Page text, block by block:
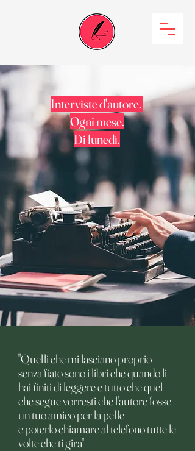
Interviste d'autore.
Ogni mese.
Di lunedì.
"Quelli che mi lasciano proprio
senza fiato sono i libri che quando li
hai finiti di leggere e tutto che quel
che segue vorresti che l'autore fosse
un tuo amico per la pelle
e poterlo chiamare al telefono tutte le
volte che ti gira"